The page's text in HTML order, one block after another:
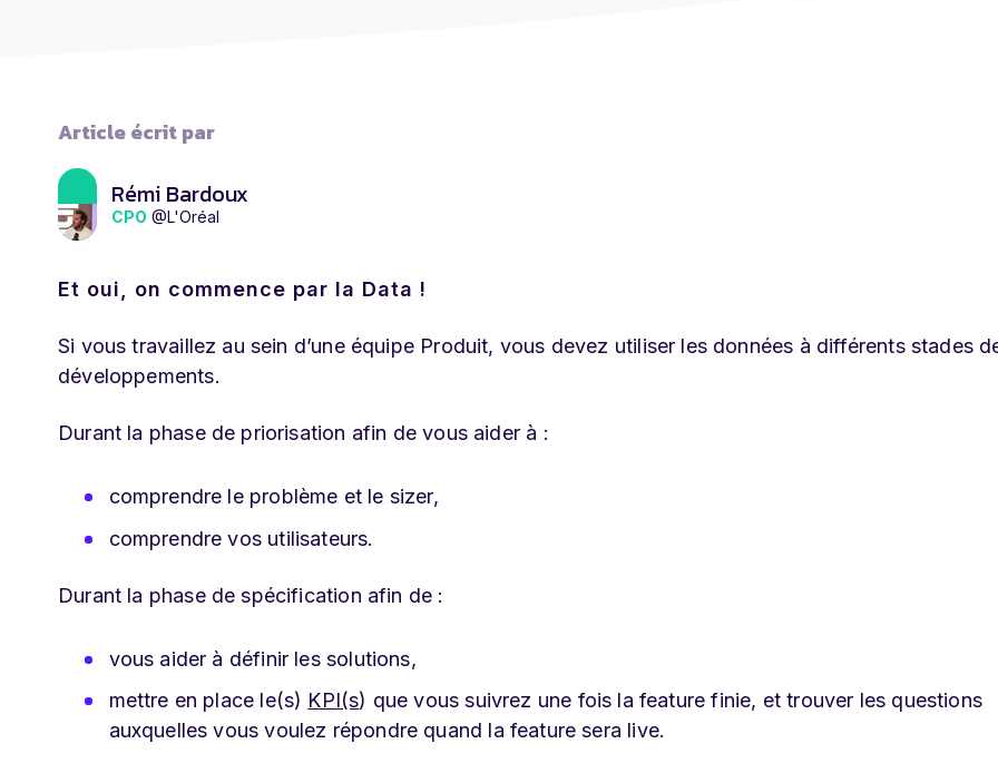
Article écrit par
Rémi Bardoux
CPO @L'Oréal
Et oui, on commence par la Data !
Si vous travaillez au sein d’une équipe Produit, vous devez utiliser les données à différents stades
développements.
Durant la phase de priorisation afin de vous aider à :
comprendre le problème et le sizer,
comprendre vos utilisateurs.
Durant la phase de spécification afin de :
vous aider à définir les solutions,
mettre en place le(s) KPI(s) que vous suivrez une fois la feature finie, et trouver les questions
auxquelles vous voulez répondre quand la feature sera live.